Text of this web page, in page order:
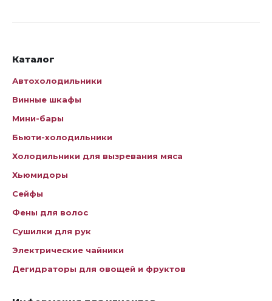
Каталог
Автохолодильники
Винные шкафы
Мини-бары
Бьюти-холодильники
Холодильники для вызревания мяса
Хьюмидоры
Сейфы
Фены для волос
Сушилки для рук
Электрические чайники
Дегидраторы для овощей и фруктов